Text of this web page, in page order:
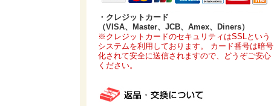
・クレジットカード
（VISA、Master、JCB、Amex、Diners）
※クレジットカードのセキュリティはSSLという
システムを利用しております。 カード番号は暗号
化されて安全に送信されますので、どうぞご安心
ください。